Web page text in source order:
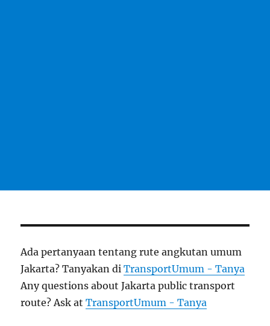
Ada pertanyaan tentang rute angkutan umum
Jakarta? Tanyakan diTransportUmum - Tanya
Any questions about Jakarta public transport
route? Ask atTransportUmum - Tanya